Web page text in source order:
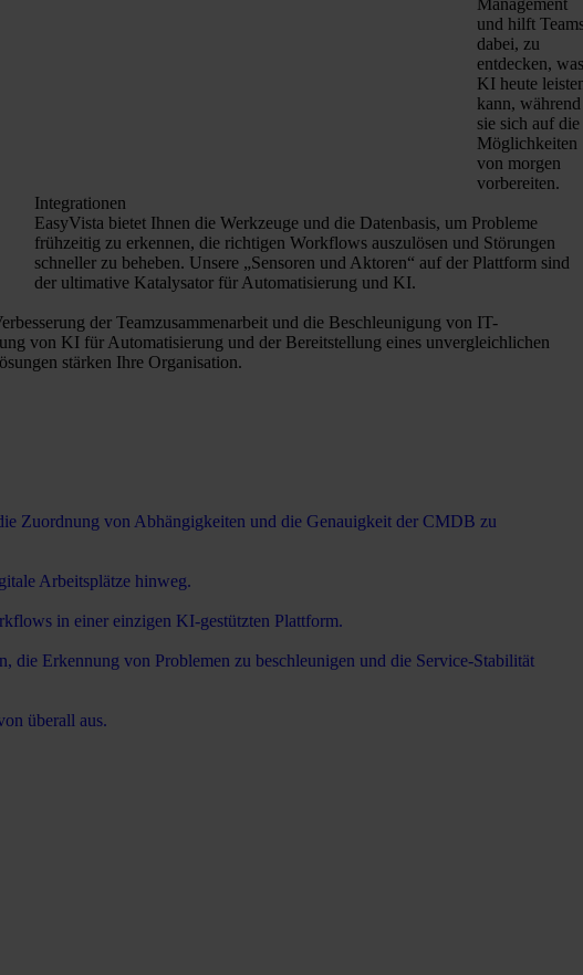
Management
und hilft
dabei, zu
entdecken, was
KI heute
kann, während
sie sich auf die
Möglichkeiten
von morgen
vorbereiten.
Integrationen
EasyVista bietet Ihnen die Werkzeuge und die Datenbasis, um Probleme
frühzeitig zu erkennen, die richtigen Workflows auszulösen und Störungen
schneller zu beheben. Unsere „Sensoren und Aktoren“ auf der Plattform sind
der ultimative Katalysator für Automatisierung und KI.
der Teamzusammenarbeit und die Beschleunigung von IT-
von KI für Automatisierung und der Bereitstellung eines unvergleichlichen
stärken Ihre Organisation.
Zuordnung von Abhängigkeiten und die Genauigkeit der CMDB zu
Arbeitsplätze hinweg.
in einer einzigen KI-gestützten Plattform.
die Erkennung von Problemen zu beschleunigen und die Service-Stabilität
überall aus.